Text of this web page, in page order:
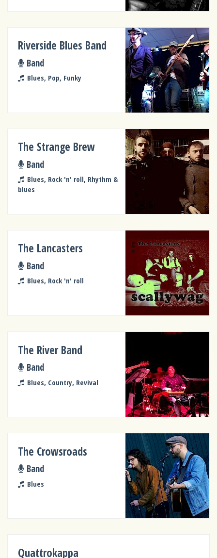
Riverside Blues Band
Band
Blues, Pop, Funky
The Strange Brew
Band
Blues, Rock 'n' roll, Rhythm &
blues
The Lancasters
Band
Blues, Rock 'n' roll
The River Band
Band
Blues, Country, Revival
The Crowsroads
Band
Blues
Quattrokappa